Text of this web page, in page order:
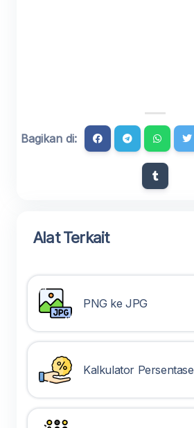
Bagikan di:
Alat Terkait
PNG ke JPG
Kalkulator Persentase